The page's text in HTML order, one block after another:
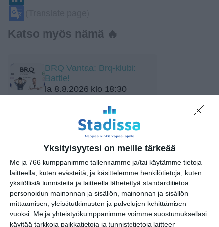
Yksityisyytesi on meille tärkeää
Me ja 766 kumppanimme tallennamme ja/tai käytämme tietoja
laitteella, kuten evästeitä, ja käsittelemme henkilötietoja, kuten
yksilöllisiä tunnisteita ja laitteella lähetettyä standarditietoa
personoidun mainonnan ja sisällön, mainonnan ja sisällön
mittaamisen, yleisötutkimusten ja palvelujen kehittämisen
vuoksi. Me ja yhteistyökumppanimme voimme suostumuksellasi
käyttää tarkkoja paikkatietoja ja tunnistetietoja laitteen
Katso myös nämä 🔥
BRQ Vantaa: Brq-klubi:
Battle!
la 8.8.2026 klo 18:30
Lapinlahti Live!
su 9.8.2026 klo 13:00
Sointi Jazz Ensemble: Mare
mare (Sointien Kalasatama)
su 9.8.2026 klo 15:00
Storyville Country Festival: Ninni
Poijärvi Trio
su 9.8.2026 klo 15:00